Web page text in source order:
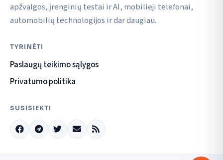
apžvalgos, įrenginių testai ir AI, mobilieji telefonai,
automobilių technologijos ir dar daugiau.
TYRINĖTI
Paslaugų teikimo sąlygos
Privatumo politika
SUSISIEKTI